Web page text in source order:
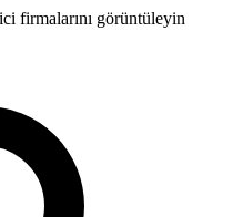
firmalarını görüntüleyin